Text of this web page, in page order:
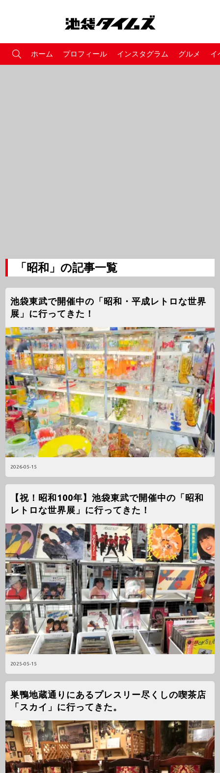
ホーム プロフィール インスタグラム グルメ イ
「昭和」の記事一覧
2026-05-15
池袋東武で開催中の「昭和・平成レトロな世界
展」に行ってきた！
2025-05-15
【祝！昭和100年】池袋東武で開催中の「昭和
レトロな世界展」に行ってきた！
巣鴨地蔵通りにあるプレスリー尽くしの喫茶店
「スカイ」に行ってきた。